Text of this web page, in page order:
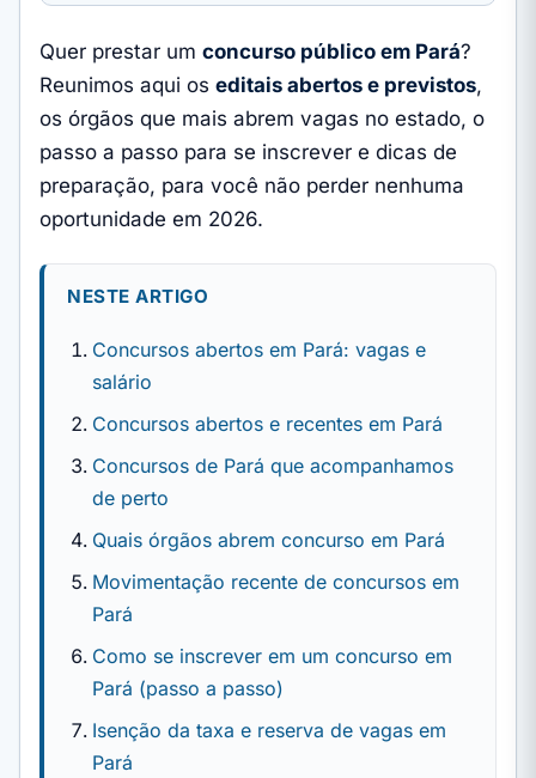
Quer prestar um concurso público em Pará?
Reunimos aqui os editais abertos e previstos,
os órgãos que mais abrem vagas no estado, o
passo a passo para se inscrever e dicas de
preparação, para você não perder nenhuma
oportunidade em 2026.
NESTE ARTIGO
Concursos abertos em Pará: vagas e
salário
Concursos abertos e recentes em Pará
Concursos de Pará que acompanhamos
de perto
Quais órgãos abrem concurso em Pará
Movimentação recente de concursos em
Pará
Como se inscrever em um concurso em
Pará (passo a passo)
Isenção da taxa e reserva de vagas em
Pará